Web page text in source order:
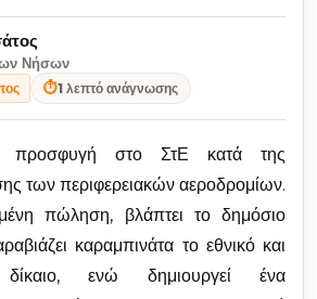
Νήσων
⏱1 λεπτό ανάγνωσης
προσφυγή στο ΣτΕ κατά της
των περιφερειακών αεροδρομίων.
πώληση, βλάπτει το δημόσιο
καραμπινάτα το εθνικό και
ενώ δημιουργεί ένα